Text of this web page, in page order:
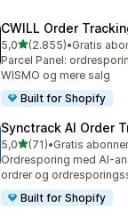
CWILL Order
5,0ud af 5 stjerner
(2.855)
2855 anmeldelser i alt
•
Parcel Panel:
WISMO og mere salg
Built for Shopify
Synctrack AI Order
5,0ud af 5 stjerner
(71)
71 anmeldelser i alt
•
Ordresporing med AI-
ordrer og
Built for Shopify